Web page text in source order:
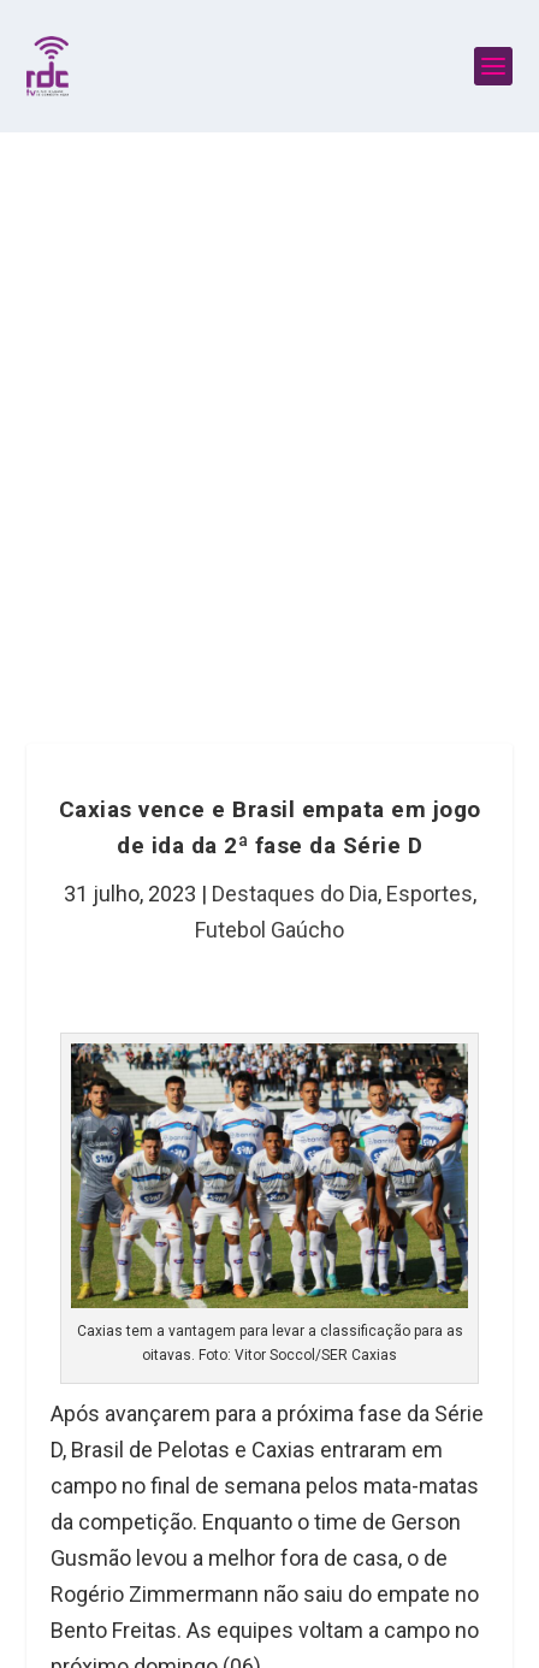
Caxias vence e Brasil empata em jogo
de ida da 2ª fase da Série D
31 julho, 2023 | Destaques do Dia, Esportes,
Futebol Gaúcho
Caxias tem a vantagem para levar a classificação para as
oitavas. Foto: Vitor Soccol/SER Caxias
Após avançarem para a próxima fase da Série
D, Brasil de Pelotas e Caxias entraram em
campo no final de semana pelos mata-matas
da competição. Enquanto o time de Gerson
Gusmão levou a melhor fora de casa, o de
Rogério Zimmermann não saiu do empate no
Bento Freitas. As equipes voltam a campo no